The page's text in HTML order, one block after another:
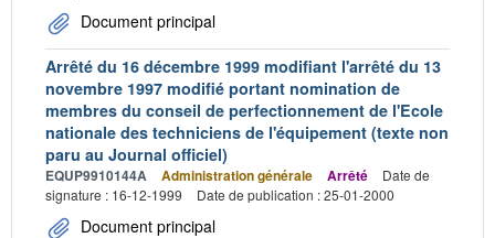
Document principal
Arrêté du 16 décembre 1999 modifiant l'arrêté du 13
novembre 1997 modifié portant nomination de
membres du conseil de perfectionnement de l'Ecole
nationale des techniciens de l'équipement (texte non
paru au Journal officiel)
EQUP9910144A Administration générale Arrêté
Date de
signature : 16-12-1999
Date de publication : 25-01-2000
Document principal